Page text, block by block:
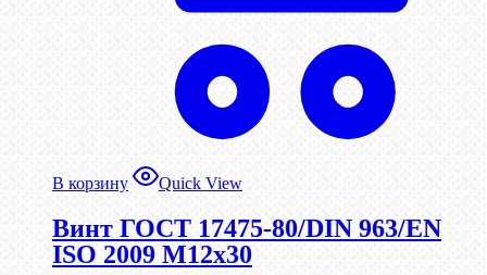
В корзину Quick View
Винт ГОСТ 17475-80/DIN 963/EN
ISO 2009 М12х30